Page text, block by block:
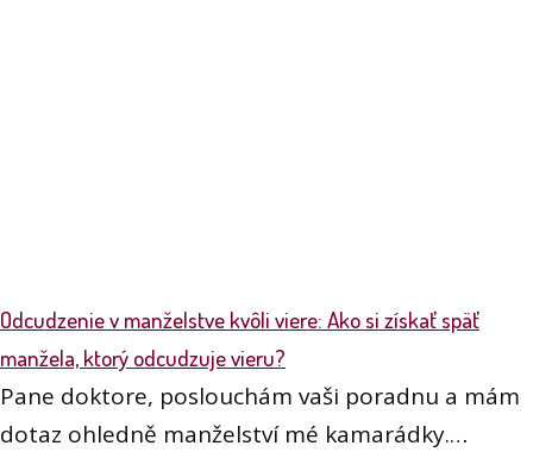
Odcudzenie v manželstve kvôli viere: Ako si získať späť
manžela, ktorý odcudzuje vieru?
Pane doktore, poslouchám vaši poradnu a mám
dotaz ohledně manželství mé kamarádky.…